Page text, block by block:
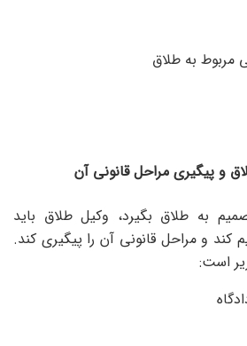
مربوط به طلاق
و پیگیری مراحل قانونی آن
به طلاق بگیرد، وکیل طلاق باید
کند و مراحل قانونی آن را پیگیری کند.
است: